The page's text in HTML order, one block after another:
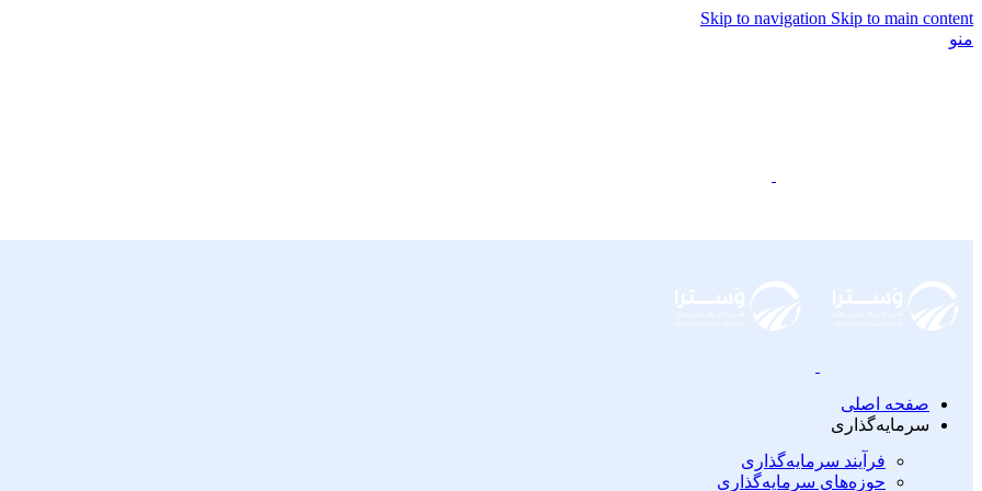
Skip to navigation Skip to main content
منو
صفحه اصلی
سرمایه‌گذاری
فرآیند سرمایه‌گذاری
حوزه‌های سرمایه‌گذاری